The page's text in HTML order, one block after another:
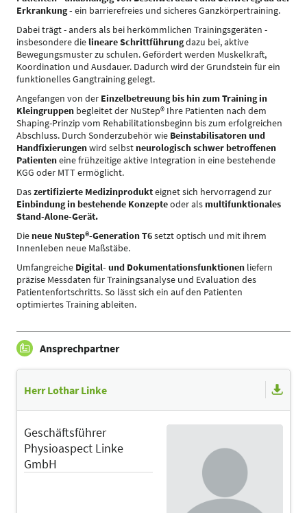
Erkrankung - ein barrierefreies und sicheres Ganzkörpertraining.
Dabei trägt - anders als bei herkömmlichen Trainingsgeräten -
insbesondere die lineare Schrittführungdazu bei, aktive
Bewegungsmuster zu schulen. Gefördert werden Muskelkraft,
Koordination und Ausdauer. Dadurch wird der Grundstein für ein
funktionelles Gangtraining gelegt.
Angefangen von der Einzelbetreuung bis hin zum Training in
Kleingruppen begleitet der NuStep® Ihre Patienten nach dem
Shaping-Prinzip vom Rehabilitationsbeginn bis zum erfolgreichen
Abschluss. Durch Sonderzubehör wie Beinstabilisatoren und
Handfixierungenwird selbst neurologischschwer betroffenen
Patienteneine frühzeitige aktive Integration in eine bestehende
KGG oder MTT ermöglicht.
Daszertifizierte Medizinprodukteignet sich hervorragend zur
Einbindung in bestehende Konzepteoder als multifunktionales
Stand-Alone-Gerät.
Die neue NuStep®-Generation T6setzt optisch und mit ihrem
Innenleben neue Maßstäbe.
Umfangreiche Digital- und Dokumentationsfunktionen liefern
präzise Messdaten für Trainingsanalyse und Evaluation des
Patientenfortschritts. So lässt sich ein auf den Patienten
optimiertes Training ableiten.
Ansprechpartner
Herr Lothar Linke
Geschäftsführer
Physioaspect Linke
GmbH